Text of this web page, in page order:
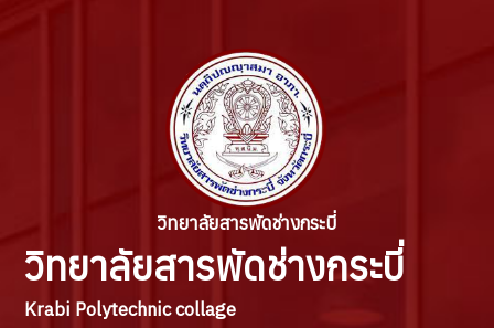
วิทยาลัยสารพัดช่างกระบี่
วิทยาลัยสารพัดช่างกระบี่
Krabi Polytechnic collage